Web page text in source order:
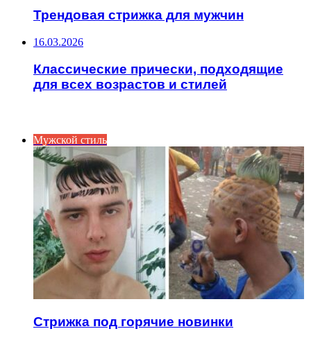
Трендовая стрижка для мужчин
16.03.2026
Классические прически, подходящие
для всех возрастов и стилей
Мужской стиль
Стрижка под горячие новинки